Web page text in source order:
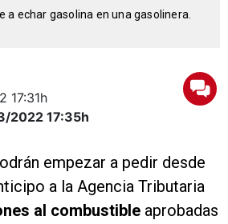
a echar gasolina en una gasolinera.
17:31h
2022 17:35h
empezar a pedir desde
a la Agencia Tributaria
al combustible aprobadas